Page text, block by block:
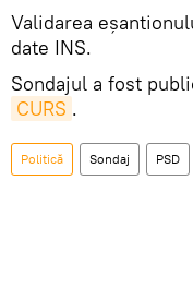
Validarea
date INS.
Sondajul a fost
CURS .
Politică Sondaj PSD